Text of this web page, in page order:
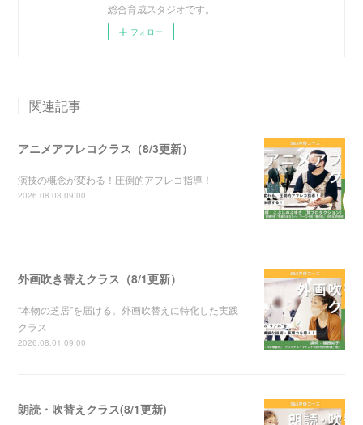
総合育成スタジオです。
フォロー
関連記事
アニメアフレコクラス（8/3更新）
演技の概念が変わる！圧倒的アフレコ指導！
2026.08.03 09:00
外画吹き替えクラス（8/1更新）
“本物の芝居”を届ける。外画吹替えに特化した実践
クラス
2026.08.01 09:00
朗読・吹替えクラス(8/1更新)